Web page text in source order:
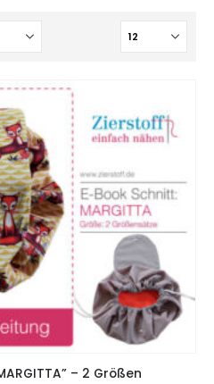
– 2 Größen